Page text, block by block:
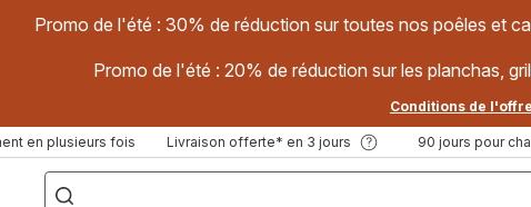
Promo de l'été : 30% de réduction sur toutes nos poêles et
Promo de l'été : 20% de réduction sur les planchas,
Conditions de l'offre
en plusieurs fois Livraison offerte* en 3 jours 90 jours pour
["Poêles
inox,
Cake
Factory,